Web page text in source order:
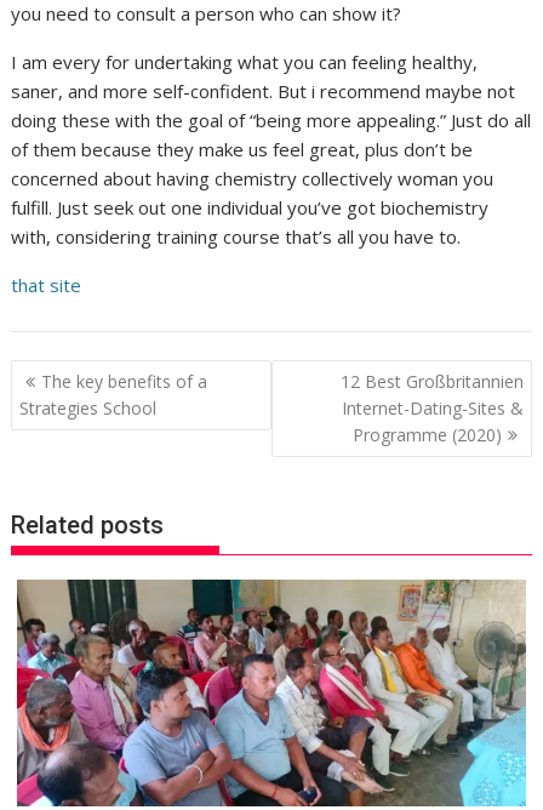
you need to consult a person who can show it?
I am every for undertaking what you can feeling healthy,
saner, and more self-confident. But i recommend maybe not
doing these with the goal of “being more appealing.” Just do all
of them because they make us feel great, plus don’t be
concerned about having chemistry collectively woman you
fulfill. Just seek out one individual you’ve got biochemistry
with, considering training course that’s all you have to.
that site
P
o
n
a
i
g
a
t
i
o
n
The key benefits of a
Strategies School
12 Best Großbritannien
Internet-Dating-Sites &
Programme (2020)
Related posts